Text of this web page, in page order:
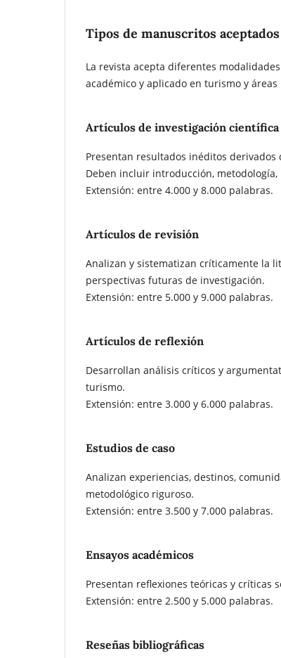
Tipos de manuscritos aceptados
La revista acepta diferentes
académico y aplicado en turismo y áreas
Artículos de investigación científica
Presentan resultados inéditos
Deben incluir introducción,
Extensión: entre 4.000 y 8.000 palabras.
Artículos de revisión
Analizan y sistematizan críticamente la
perspectivas futuras de investigación.
Extensión: entre 5.000 y 9.000 palabras.
Artículos de reflexión
Desarrollan análisis críticos y
turismo.
Extensión: entre 3.000 y 6.000 palabras.
Estudios de caso
Analizan experiencias, destinos,
metodológico riguroso.
Extensión: entre 3.500 y 7.000 palabras.
Ensayos académicos
Presentan reflexiones teóricas y críticas
Extensión: entre 2.500 y 5.000 palabras.
Reseñas bibliográficas